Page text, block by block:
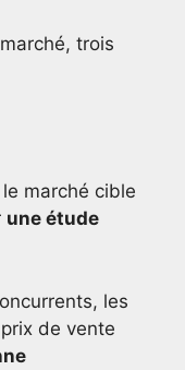
trois
marché cible
une étude
les
de vente